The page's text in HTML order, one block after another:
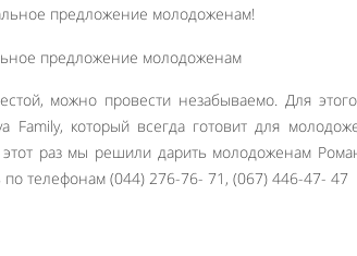
предложение молодоженам!
можно провести незабываемо. Для
Family, который всегда готовит для
раз мы решили дарить молодоженам
телефонам (044) 276-76- 71, (067) 446-47- 47